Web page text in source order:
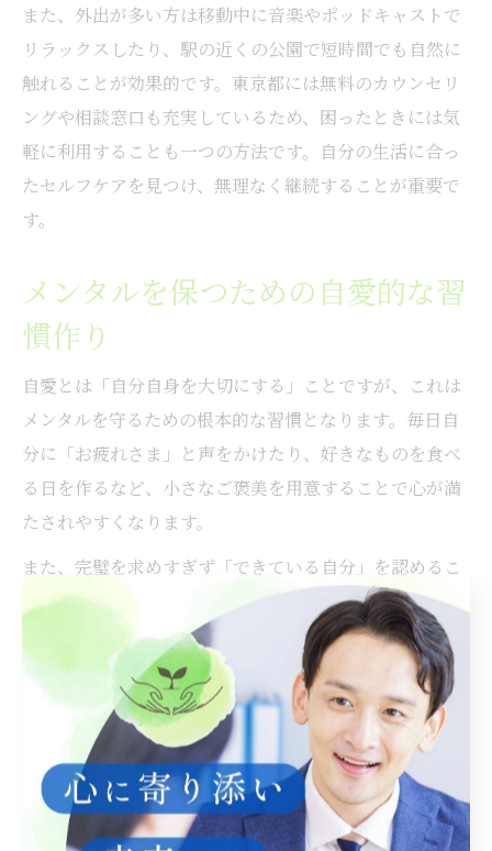
また、外出が多い方は移動中に音楽やポッドキャストで
リラックスしたり、駅の近くの公園で短時間でも自然に
触れることが効果的です。東京都には無料のカウンセリ
ングや相談窓口も充実しているため、困ったときには気
軽に利用することも一つの方法です。自分の生活に合っ
たセルフケアを見つけ、無理なく継続することが重要で
す。
メンタルを保つための自愛的な習
慣作り
自愛とは「自分自身を大切にする」ことですが、これは
メンタルを守るための根本的な習慣となります。毎日自
分に「お疲れさま」と声をかけたり、好きなものを食べ
る日を作るなど、小さなご褒美を用意することで心が満
たされやすくなります。
また、完璧を求めすぎず「できている自分」を認めるこ
とも大切です。反省よりも前向きな自己評価を意識する
ことで、自己肯定感が高まり、メンタルの安定につなが
ります。自分に合った自愛の方法を試しながら、少しず
つ習慣化していきましょう。
ストレス対策に役立つメンタル管
理術